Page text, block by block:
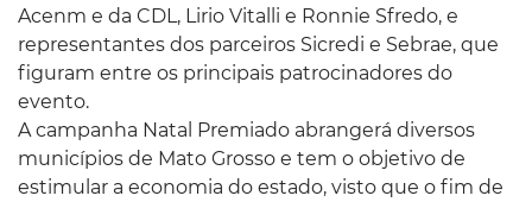
Acenm e da CDL, Lirio Vitalli e Ronnie Sfredo, e
representantes dos parceiros Sicredi e Sebrae, que
figuram entre os principais patrocinadores do
evento.
A campanha Natal Premiado abrangerá diversos
municípios de Mato Grosso e tem o objetivo de
estimular a economia do estado, visto que o fim de